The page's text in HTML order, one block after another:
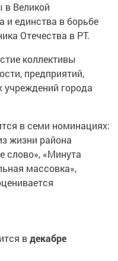
Великой
и единства в борьбе
Отечества в РТ.
коллективы
предприятий,
учреждений города
в семи номинациях:
жизни района
слово», «Минута
массовка»,
вдекабре